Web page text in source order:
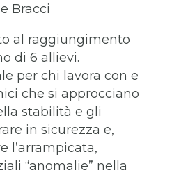
Bracci
al raggiungimento
di 6 allievi.
per chi lavora con e
che si approcciano
stabilità e gli
in sicurezza e,
l’arrampicata,
“anomalie” nella